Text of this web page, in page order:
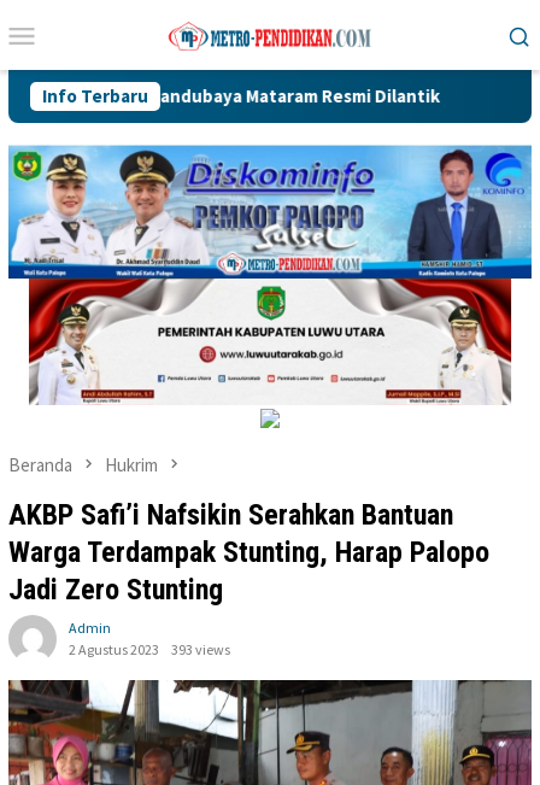
ke
Mobile
Info Terbaru
Sandubaya Mataram Resmi Dilantik 335 Lods Milik
Beranda Hukrim
AKBP Safi’i Nafsikin Serahkan Bantuan
Warga Terdampak Stunting, Harap Palopo
Jadi Zero Stunting
Admin
2 Agustus 2023
393 views